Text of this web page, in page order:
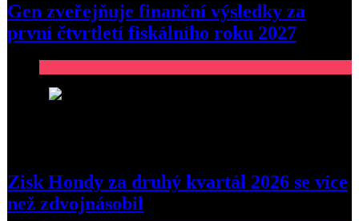
Gen zveřejňuje finanční výsledky za
první čtvrtletí fiskálního roku 2027
Zisk Hondy za druhý kvartál 2026 se více
než zdvojnásobil